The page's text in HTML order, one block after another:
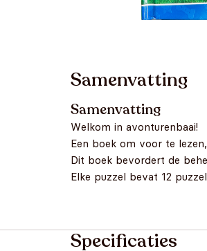
Samenvatting
Samenvatting
Welkom in avonturenbaai!
Een boek om voor te
Dit boek bevordert de
Elke puzzel bevat 12
Specificaties